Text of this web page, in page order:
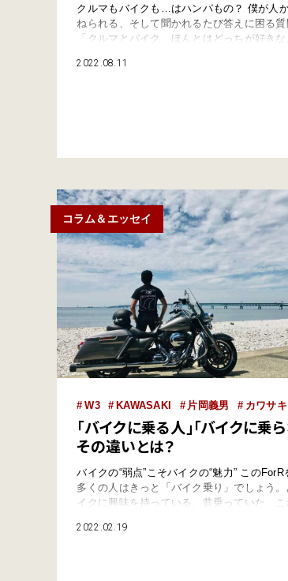
クルマもバイクも…はハンパもの？ 僕が人
ねられる、そして聞かれるたび答えに困る質
「クルマとバイク、ほんとはどっちが好き
ィールのせいもある。1990年代半ば、編集者
2022.08.11
コラム＆エッセイ
W3 KAWASAKI 片岡義男 カワサキ
「バイクに乗る人」「バイクに乗
その違いとは？
バイクの“弱点”こそバイクの“魅力” このForR
多くの人はきっと「バイク乗り」でしょう
イクに興味を持っている、昔乗っていた、こ
ときに原付免許を取って以来30数年間、多少
2022.02.19